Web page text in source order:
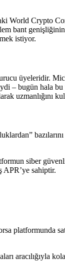
World Crypto
bant
istiyor.
üyeleridir.
– bugün hala
uzmanlığını
siber
APR’ye sahiptir.
platformunda
aracılığıyla